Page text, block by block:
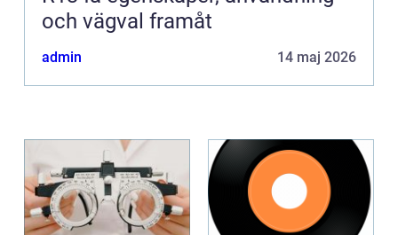
och vägval framåt
admin 14 maj 2026